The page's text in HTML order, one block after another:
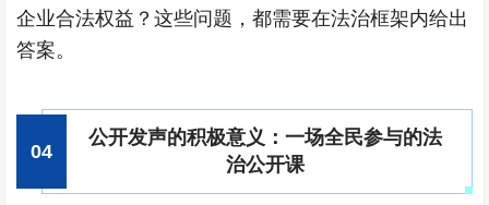
企业合法权益？这些问题，都需要在法治框架内给出
答案。
04
公开发声的积极意义：一场全民参与的法
治公开课